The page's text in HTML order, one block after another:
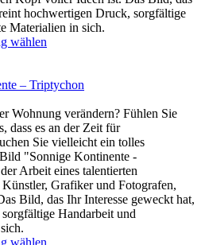
hochwertigen Druck, sorgfältige
Materialien in sich.
wählen
– Triptychon
Wohnung verändern? Fühlen Sie
dass es an der Zeit für
Sie vielleicht ein tolles
"Sonnige Kontinente -
Arbeit eines talentierten
Grafiker und Fotografen,
Bild, das Ihr Interesse geweckt hat,
Handarbeit und
wählen